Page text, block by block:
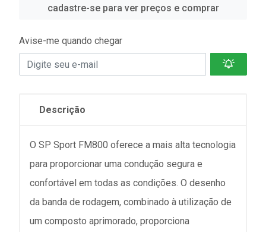
cadastre-se para ver preços e comprar
Avise-me quando chegar
Descrição
O SP Sport FM800 oferece a mais alta tecnologia
para proporcionar uma condução segura e
confortável em todas as condições. O desenho
da banda de rodagem, combinado à utilização de
um composto aprimorado, proporciona